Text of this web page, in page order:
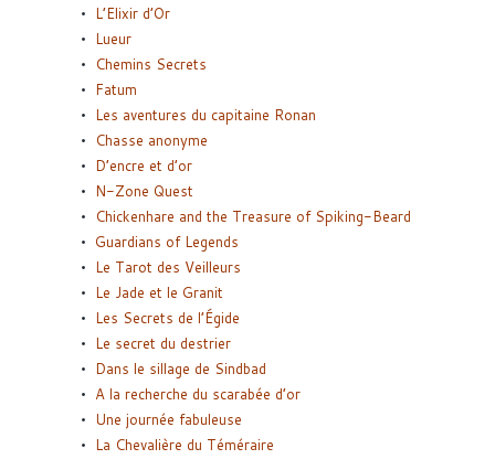
L’Elixir d’Or
Lueur
Chemins Secrets
Fatum
Les aventures du capitaine Ronan
Chasse anonyme
D’encre et d’or
N-Zone Quest
Chickenhare and the Treasure of Spiking-Beard
Guardians of Legends
Le Tarot des Veilleurs
Le Jade et le Granit
Les Secrets de l’Égide
Le secret du destrier
Dans le sillage de Sindbad
A la recherche du scarabée d’or
Une journée fabuleuse
La Chevalière du Téméraire